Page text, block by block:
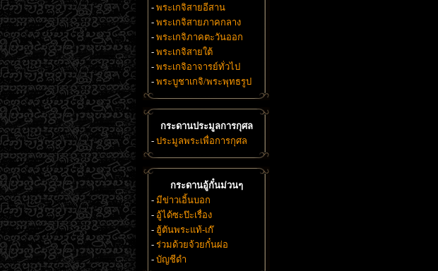
- พระเกจิสายอีสาน
- พระเกจิสายภาคกลาง
- พระเกจิภาคตะวันออก
- พระเกจิสายใต้
- พระเกจิอาจารย์ทั่วไป
- พระบูชาเกจิ/พระพุทธรูป
กระดานประมูลการกุศล
- ประมูลพระเพื่อการกุศล
กระดานอู้กั๋นม่วนๆ
- มีข่าวเอิ้นบอก
- อู้ได้ซะป๊ะเรื่อง
- ฮู้ตันพระแท้-เก๊
- ร่วมด้วยจ้วยกั๋นผ่อ
- บัญชีดำ